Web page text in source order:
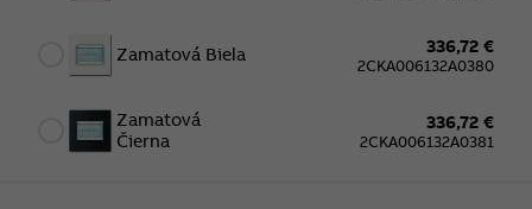
Zamatová Biela 336,72 €
2CKA006132A0380
Zamatová
Čierna
336,72 €
2CKA006132A0381